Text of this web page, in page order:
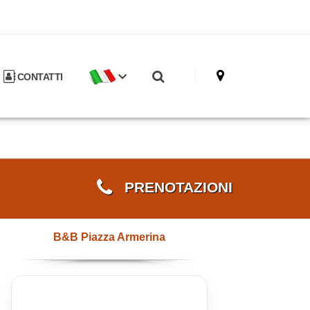
CONTATTI
PRENOTAZIONI
B&B Piazza Armerina